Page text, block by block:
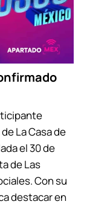
La Casa de
el 30 de
de Las
Con su
destacar en